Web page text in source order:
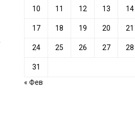
10 11 12 13 14
17 18 19 20 21
24 25 26 27 28
31
« Фев